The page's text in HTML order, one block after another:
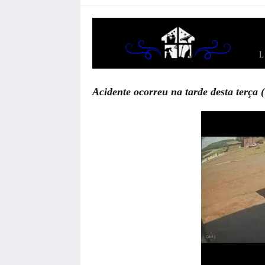
Acidente ocorreu na tarde desta terça